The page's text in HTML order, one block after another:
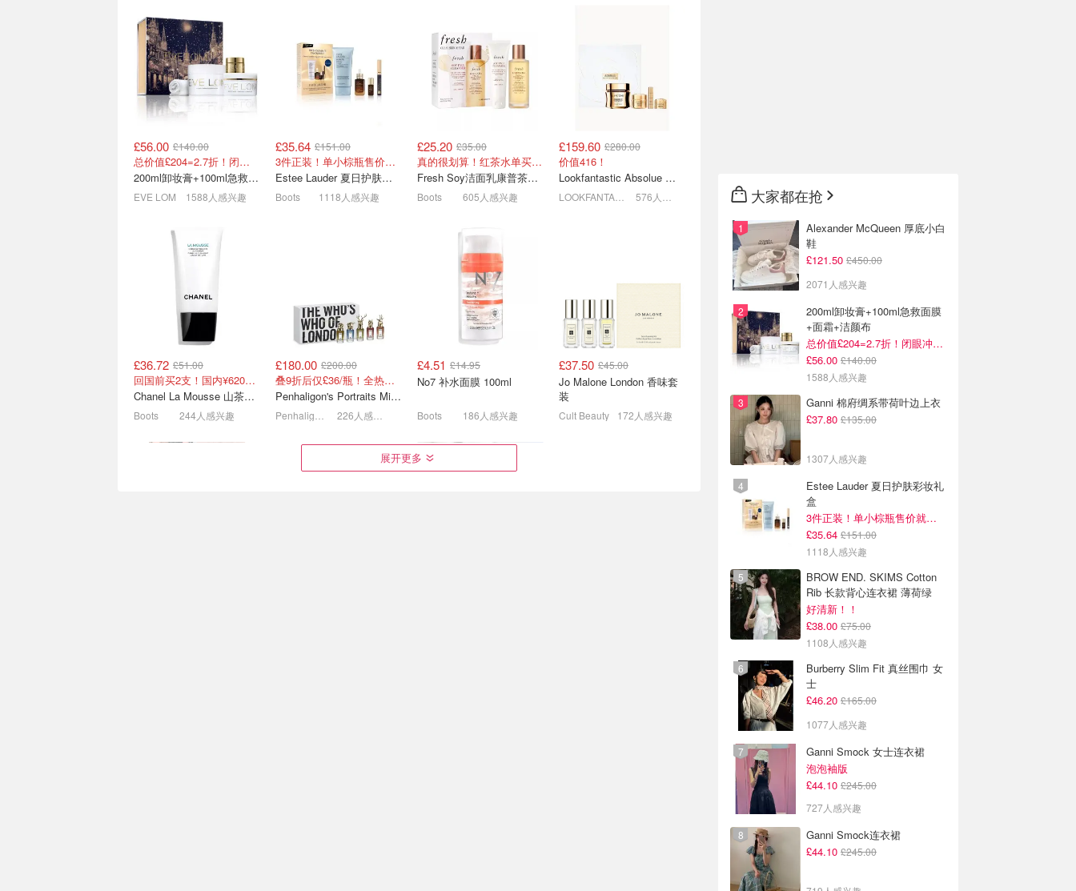
把垮脸状态拉回正轨✨雅顿
粉胶抄底价❗️
理肤泉 夏季大促买点啥 ☀️
£15收防晒霜 😎
LOOKFANTASTIC 护肤品
大促买点啥？雅诗兰黛套装
£50低至5折+额外9折!
Escentual 夏促狂炸💥40ml
小黑瓶礼盒£43 Dior唇膏£6
雅诗兰黛送正装它又杀回来
了！送卸妆膏70ml+睫毛膏
✨
双正装赠礼价值£76！
Debenhams圣诞日历加入
战局🌹紫色花卉超神秘！
戳我加入waitlist!
Space NK8月折扣🫡
Salt&Stone香膏£16
Sarah Chapman 好价💥
30ml熬夜神油£92
8折！众多明星同款！
£56.00 £140.00
总价值£204=2.7折！闭眼冲这套！
200ml卸妆膏+100ml急救面膜+面霜+洁颜布
EVE LOM 1588人感兴趣
£35.64 £151.00
3件正装！单小棕瓶售价就要£65！
Estee Lauder 夏日护肤彩妆礼盒
Boots 1118人感兴趣
£25.20 £35.00
真的很划算！红茶水单买都要£35！
Fresh Soy洁面乳康普茶护肤套装 100ml
Boots 605人感兴趣
£159.60 £280.00
价值416！
Lookfantastic Absolue 菁纯套装
£36.72 £51.00
回国前买2支！国内¥620！立省近一半！
Chanel La Mousse 山茶洁面乳 150ml
Boots 244人感兴趣
£180.00 £200.00
叠9折后仅£36/瓶！全热款+标志性兽首头
Penhaligon's Portraits Miniature Collection 香氛套装 5瓶装
226人感兴趣
£4.51 £14.95
No7 补水面膜 100ml
Boots 186人感兴趣
£37.50 £45.00
Jo Malone London 香味套
装
Cult Beauty 172人感兴趣
展开更多
大家都在抢
Alexander McQueen 厚底小白
鞋
£121.50 £450.00
2071人感兴趣
200ml卸妆膏+100ml急救面膜
+面霜+洁颜布
总价值£204=2.7折！闭眼冲这套！
£56.00 £140.00
1588人感兴趣
Ganni 棉府绸系带荷叶边上衣
£37.80 £135.00
1307人感兴趣
Estee Lauder 夏日护肤彩妆礼
盒
3件正装！单小棕瓶售价就要£65！
£35.64 £151.00
1118人感兴趣
BROW END. SKIMS Cotton
Rib 长款背心连衣裙 薄荷绿
好清新！！
£38.00 £75.00
1108人感兴趣
Burberry Slim Fit 真丝围巾 女
士
£46.20 £165.00
1077人感兴趣
Ganni Smock 女士连衣裙
泡泡袖版
£44.10 £245.00
727人感兴趣
Ganni Smock连衣裙
£44.10 £245.00